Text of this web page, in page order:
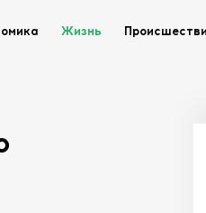
Жизнь